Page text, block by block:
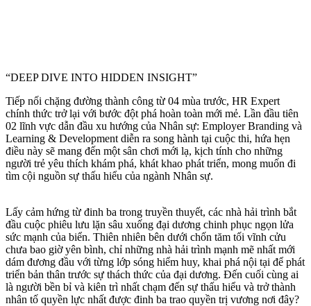
“DEEP DIVE INTO HIDDEN INSIGHT”
Tiếp nối chặng đường thành công từ 04 mùa trước, HR Expert
chính thức trở lại với bước đột phá hoàn toàn mới mẻ. Lần đầu tiên
02 lĩnh vực dẫn đầu xu hướng của Nhân sự: Employer Branding và
Learning & Development diễn ra song hành tại cuộc thi, hứa hẹn
điều này sẽ mang đến một sân chơi mới lạ, kịch tính cho những
người trẻ yêu thích khám phá, khát khao phát triển, mong muốn đi
tìm cội nguồn sự thấu hiểu của ngành Nhân sự.
Lấy cảm hứng từ đinh ba trong truyền thuyết, các nhà hải trình bắt
đầu cuộc phiêu lưu lặn sâu xuống đại dương chinh phục ngọn lửa
sức mạnh của biển. Thiên nhiên bên dưới chốn tăm tối vĩnh cửu
chưa bao giờ yên bình, chỉ những nhà hải trình mạnh mẽ nhất mới
dám đương đầu với từng lớp sóng hiểm huy, khai phá nội tại để phát
triển bản thân trước sự thách thức của đại dương. Đến cuối cùng ai
là người bền bỉ và kiên trì nhất chạm đến sự thấu hiểu và trở thành
nhân tố quyền lực nhất được đinh ba trao quyền trị vương nơi đây?